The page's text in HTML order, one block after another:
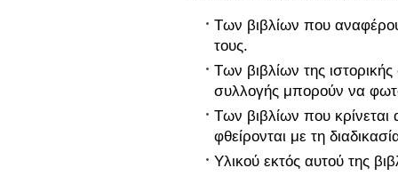
Των βιβλίων που
τους.
Των βιβλίων της
συλλογής μπορούν να
Των βιβλίων που
φθείρονται με τη
Υλικού εκτός αυτού της